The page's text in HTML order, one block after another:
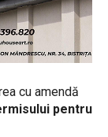
cu amendă
pentru